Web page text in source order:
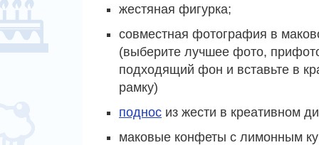
жестяная фигурка;
совместная фотография в
(выберите лучшее фото,
подходящий фон и вставьте в
рамку)
поднос из жести в креативном
маковые конфеты с лимонным